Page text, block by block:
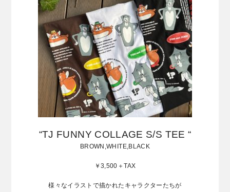
“TJ FUNNY COLLAGE S/S TEE “
BROWN,WHITE,BLACK
￥3,500＋TAX
様々なイラストで描かれたキャラクターたちが